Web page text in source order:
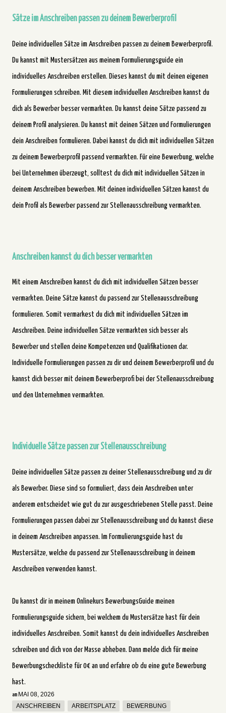
Sätze im Anschreiben passen zu deinem Bewerberprofil
Deine individuellen Sätze im Anschreiben passen zu deinem Bewerberprofil.
Du kannst mit Mustersätzen aus meinem Formulierungsguide ein
individuelles Anschreiben erstellen. Dieses kannst du mit deinen eigenen
Formulierungen schreiben. Mit diesem individuellen Anschreiben kannst du
dich als Bewerber besser vermarkten. Du kannst deine Sätze passend zu
deinem Profil analysieren. Du kannst mit deinen Sätzen und Formulierungen
dein Anschreiben formulieren. Dabei kannst du dich mit individuellen Sätzen
zu deinem Bewerberprofil passend vermarkten. Für eine Bewerbung, welche
bei Unternehmen überzeugt, solltest du dich mit individuellen Sätzen in
deinem Anschreiben bewerben. Mit deinen individuellen Sätzen kannst du
dein Profil als Bewerber passend zur Stellenausschreibung vermarkten.
Anschreiben kannst du dich besser vermarkten
Mit einem Anschreiben kannst du dich mit individuellen Sätzen besser
vermarkten. Deine Sätze kannst du passend zur Stellenausschreibung
formulieren. Somit vermarkest du dich mit individuellen Sätzen im
Anschreiben. Deine individuellen Sätze vermarkten sich besser als
Bewerber und stellen deine Kompetenzen und Qualifikationen dar.
Individuelle Formulierungen passen zu dir und deinem Bewerberprofil und du
kannst dich besser mit deinem Bewerberprofi bei der Stellenausschreibung
und den Unternehmen vermarkten.
Individuelle Sätze passen zur Stellenausschreibung
Deine individuellen Sätze passen zu deiner Stellenausschreibung und zu dir
als Bewerber. Diese sind so formuliert, dass dein Anschreiben unter
anderem entscheidet wie gut du zur ausgeschriebenen Stelle passt. Deine
Formulierungen passen dabei zur Stellenausschreibung und du kannst diese
in deinem Anschreiben anpassen. Im Formulierungsguide hast du
Mustersätze, welche du passend zur Stellenausschreibung in deinem
Anschreiben verwenden kannst.
Du kannst dir in meinem Onlinekurs BewerbungsGuide meinen
Formulierungsguide sichern, bei welchem du Mustersätze hast für dein
individuelles Anschreiben. Somit kannst du dein individuelles Anschreiben
schreiben und dich von der Masse abheben. Dann melde dich für meine
Bewerbungscheckliste für 0€ an und erfahre ob du eine gute Bewerbung
hast.
am MAI 08, 2026
ANSCHREIBEN
ARBEITSPLATZ BEWERBUNG